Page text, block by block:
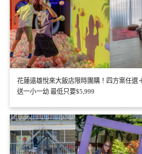
花蓮遠雄悅來大飯店限時團購！四方案任選
送一小一幼 最低只要$5,999